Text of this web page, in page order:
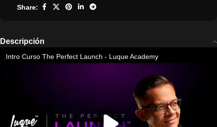
Share:
Descripción